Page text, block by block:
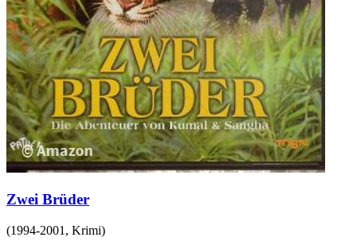
Zwei Brüder
(1994-2001 , Krimi)